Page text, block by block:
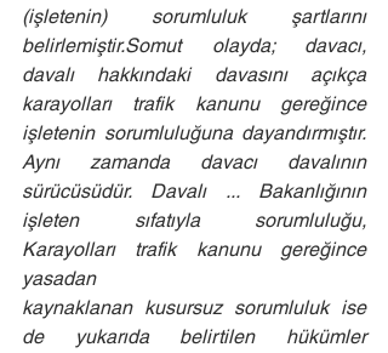
(işletenin) sorumluluk şartlarını
belirlemiştir.Somut olayda; davacı,
davalı hakkındaki davasını açıkça
karayolları trafik kanunu gereğince
işletenin sorumluluğuna dayandırmıştır.
Aynı zamanda davacı davalının
sürücüsüdür. Davalı ... Bakanlığının
işleten sıfatıyla sorumluluğu,
Karayolları trafik kanunu gereğince
yasadan
kaynaklanan kusursuz sorumluluk ise
de yukarıda belirtilen hükümler